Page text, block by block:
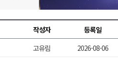
작성자 등록일
고유림 2026-08-06